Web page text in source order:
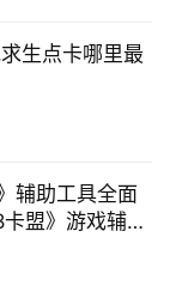
生点卡哪里最
辅助工具全面
盟》游戏辅助